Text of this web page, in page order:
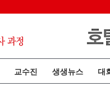
교수진 생생뉴스 대